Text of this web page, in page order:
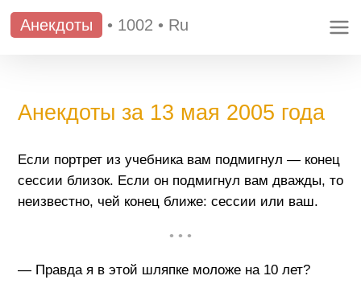
Анекдоты • 1002 • Ru
Анекдоты за 13 мая 2005 года
Если портрет из учебника вам подмигнул — конец
сессии близок. Если он подмигнул вам дважды, то
неизвестно, чей конец ближе: сессии или ваш.
• • •
— Правда я в этой шляпке моложе на 10 лет?